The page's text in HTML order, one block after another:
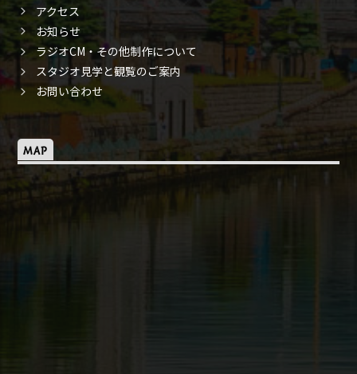
アクセス
お知らせ
ラジオCM・その他制作について
スタジオ見学と観覧のご案内
お問い合わせ
MAP